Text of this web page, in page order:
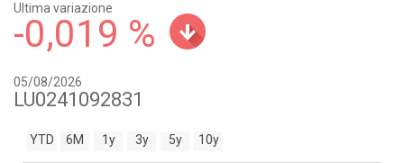
Ultima variazione
-0,019 %
05/08/2026
LU0241092831
YTD 6M 1y 3y 5y 10y